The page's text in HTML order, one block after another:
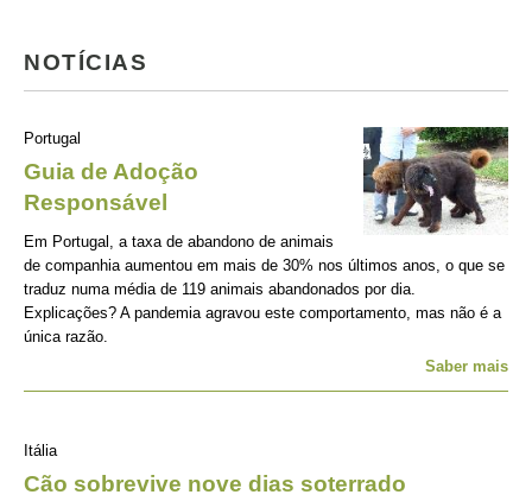
NOTÍCIAS
Portugal
Guia de Adoção
Responsável
Em Portugal, a taxa de abandono de animais
de companhia aumentou em mais de 30% nos últimos anos, o que se
traduz numa média de 119 animais abandonados por dia.
Explicações? A pandemia agravou este comportamento, mas não é a
única razão.
Saber mais
Itália
Cão sobrevive nove dias soterrado